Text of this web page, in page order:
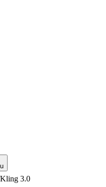
Kling 3.0